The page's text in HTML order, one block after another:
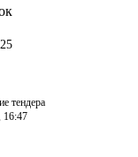
тендера
16:47